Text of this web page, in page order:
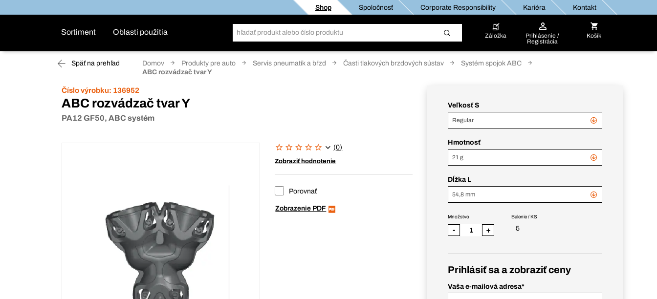
Shop Spoločnosť Corporate Responsibility Kariéra Kontakt
Sortiment Oblasti použitia Záložka
Prihlásenie /
Registrácia
Košík
Späť na prehľad Domov Produkty pre auto Servis pneumatík a bŕzd Časti tlakových brzdových sústav
Systém spojok ABC
ABC rozvádzač tvar Y
Číslo výrobku: 136952
ABC rozvádzač tvar Y
PA12 GF50, ABC systém
(0)
Zobraziť hodnotenie
Porovnať
Zobrazenie PDF
Veľkosť S
Regular
Hmotnosť
21 g
Dĺžka L
54,8 mm
Balenie / KS
5
Množstvo
- +
Prihlásiť sa a zobraziť ceny
Vaša e-mailová adresa*